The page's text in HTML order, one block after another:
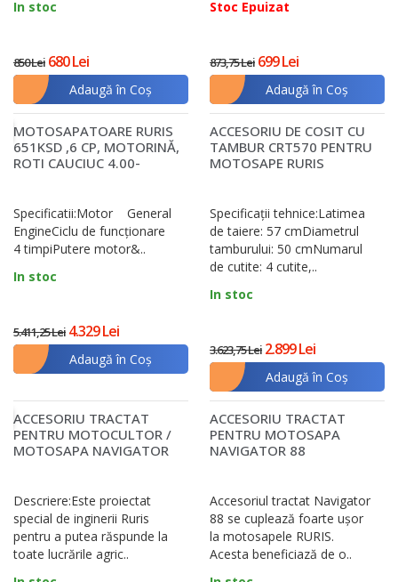
In stoc
850 Lei 680 Lei
Adaugă în Coş
Stoc Epuizat
873,75 Lei 699 Lei
Adaugă în Coş
MOTOSAPATOARE RURIS
651KSD ,6 CP, MOTORINĂ,
ROTI CAUCIUC 4.00-
Specificatii:Motor General
EngineCiclu de funcţionare
4 timpiPutere motor&..
In stoc
5.411,25 Lei 4.329 Lei
Adaugă în Coş
ACCESORIU DE COSIT CU
TAMBUR CRT570 PENTRU
MOTOSAPE RURIS
Specificații tehnice:Latimea
de taiere: 57 cmDiametrul
tamburului: 50 cmNumarul
de cutite: 4 cutite,..
In stoc
3.623,75 Lei 2.899 Lei
Adaugă în Coş
ACCESORIU TRACTAT
PENTRU MOTOCULTOR /
MOTOSAPA NAVIGATOR
Descriere:Este proiectat
special de inginerii Ruris
pentru a putea răspunde la
toate lucrările agric..
ACCESORIU TRACTAT
PENTRU MOTOSAPA
NAVIGATOR 88
Accesoriul tractat Navigator
88 se cuplează foarte ușor
la motosapele RURIS.
Acesta beneficiază de o..